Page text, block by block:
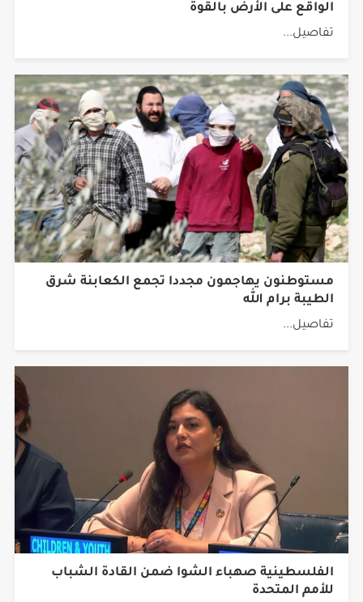
الواقع على الأرض بالقوة
تفاصيل...
مستوطنون يهاجمون مجددا تجمع الكعابنة شرق
الطيبة برام الله
تفاصيل...
الفلسطينية صهباء الشوا ضمن القادة الشباب
للأمم المتحدة